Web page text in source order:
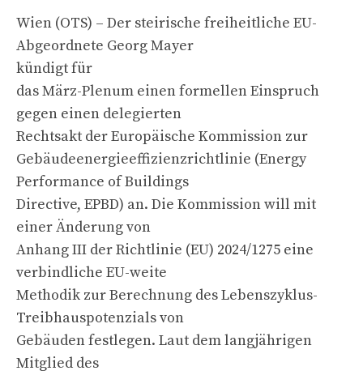
Wien (OTS) – Der steirische freiheitliche EU-
Abgeordnete Georg Mayer
kündigt für
das März-Plenum einen formellen Einspruch
gegen einen delegierten
Rechtsakt der Europäische Kommission zur
Gebäudeenergieeffizienzrichtlinie (Energy
Performance of Buildings
Directive, EPBD) an. Die Kommission will mit
einer Änderung von
Anhang III der Richtlinie (EU) 2024/1275 eine
verbindliche EU-weite
Methodik zur Berechnung des Lebenszyklus-
Treibhauspotenzials von
Gebäuden festlegen. Laut dem langjährigen
Mitglied des